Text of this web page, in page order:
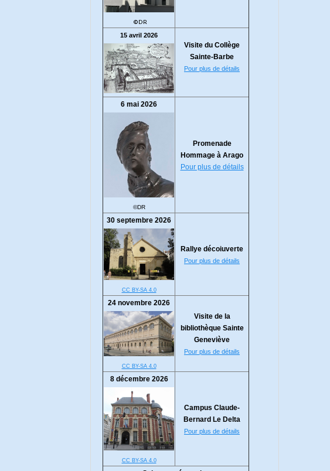
©DR
15 avril 2026
Visite du Collège
Sainte-Barbe
Pour plus de détails
6 mai 2026
©DR
Promenade
Hommage à Arago
Pour plus de détails
30 septembre 2026
CC BY-SA 4.0
Rallye décoiuverte
Pour plus de détails
24 novembre 2026
CC BY-SA 4.0
Visite de la
bibliothèque Sainte
Geneviève
Pour plus de détails
8 décembre 2026
CC BY-SA 4.0
Campus Claude-
Bernard Le Delta
Pour plus de détails